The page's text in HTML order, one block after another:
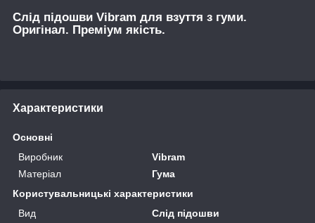
Слід підошви Vibram для взуття з гуми.
Оригінал. Преміум якість.
Характеристики
Основні
Виробник
Vibram
Матеріал
Гума
Користувальницькі характеристики
Вид
Слід підошви